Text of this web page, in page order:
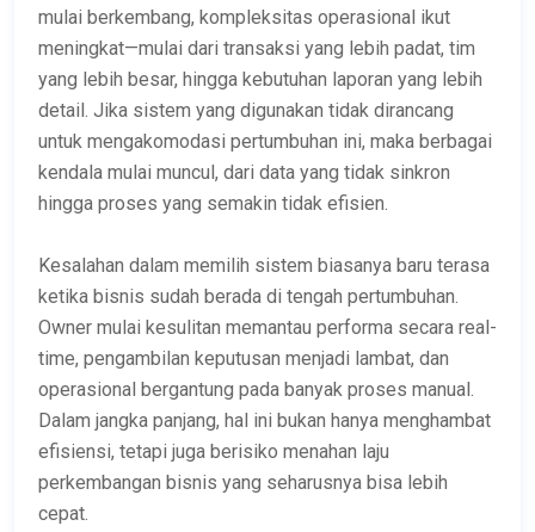
mulai berkembang, kompleksitas operasional ikut
meningkat—mulai dari transaksi yang lebih padat, tim
yang lebih besar, hingga kebutuhan laporan yang lebih
detail. Jika sistem yang digunakan tidak dirancang
untuk mengakomodasi pertumbuhan ini, maka berbagai
kendala mulai muncul, dari data yang tidak sinkron
hingga proses yang semakin tidak efisien.
Kesalahan dalam memilih sistem biasanya baru terasa
ketika bisnis sudah berada di tengah pertumbuhan.
Owner mulai kesulitan memantau performa secara real-
time, pengambilan keputusan menjadi lambat, dan
operasional bergantung pada banyak proses manual.
Dalam jangka panjang, hal ini bukan hanya menghambat
efisiensi, tetapi juga berisiko menahan laju
perkembangan bisnis yang seharusnya bisa lebih
cepat.